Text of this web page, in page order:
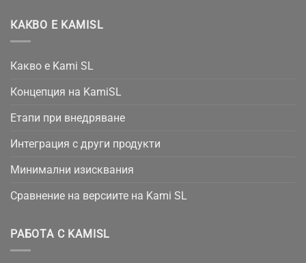
КАКВО Е KAMISL
Какво е Kami SL
Концепция на KamiSL
Етапи при внедряване
Интеграция с други продукти
Минимални изисквания
Сравнение на версиите на Kami SL
РАБОТА С KAMISL